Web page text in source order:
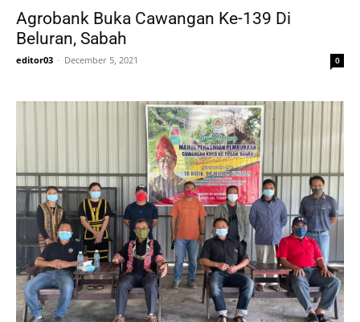
Agrobank Buka Cawangan Ke-139 Di
Beluran, Sabah
editor03 - December 5, 2021 0